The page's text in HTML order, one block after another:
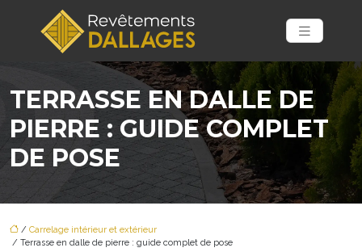
TERRASSE EN DALLE DE
PIERRE : GUIDE COMPLET
DE POSE
/ Carrelage intérieur et extérieur
/ Terrasse en dalle de pierre : guide complet de pose